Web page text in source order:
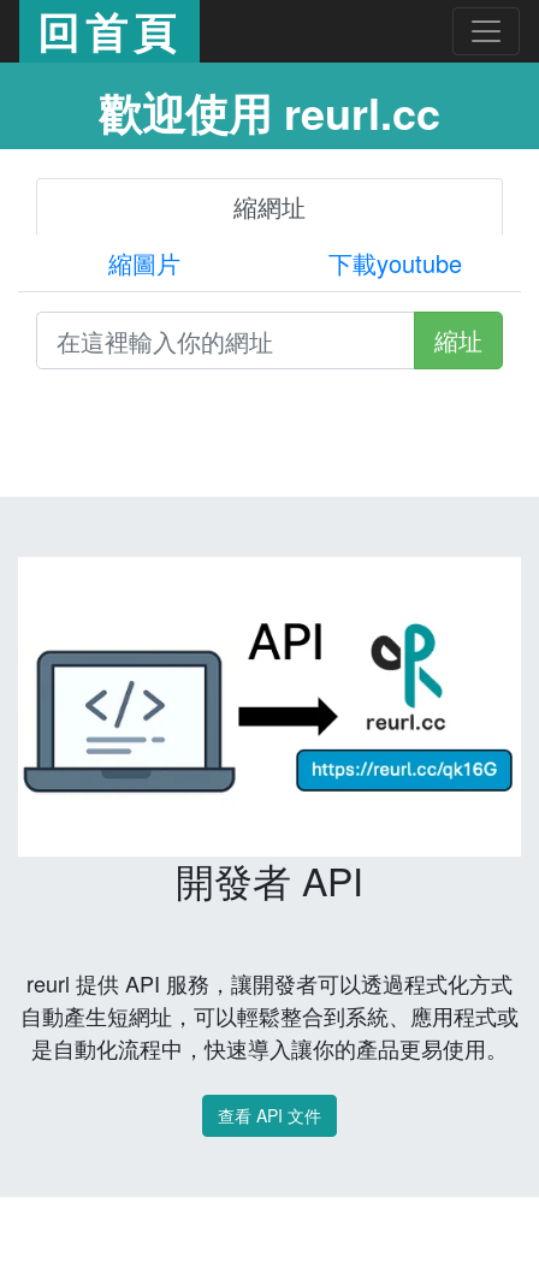
回首頁
歡迎使用 reurl.cc
縮網址
縮圖片
下載youtube
縮址
開發者 API
reurl 提供 API 服務，讓開發者可以透過程式化方式
自動產生短網址，可以輕鬆整合到系統、應用程式或
是自動化流程中，快速導入讓你的產品更易使用。
查看 API 文件